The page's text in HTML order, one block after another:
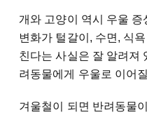
개와 고양이 역시 우울
변화가 털갈이, 수면, 식
친다는 사실은 잘 알려져
려동물에게 우울로 이어
겨울철이 되면 반려동물